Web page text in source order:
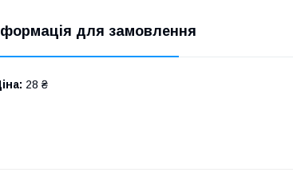
для замовлення
28 ₴